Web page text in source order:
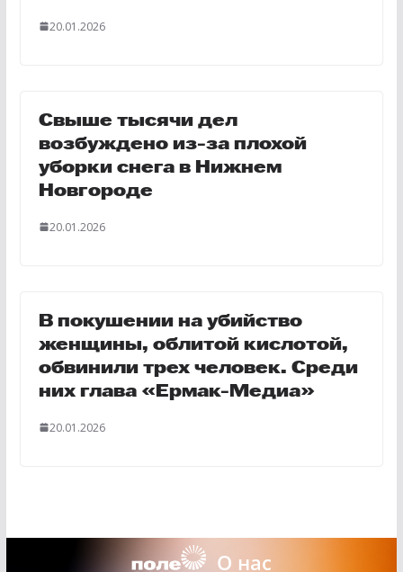
20.01.2026
Свыше тысячи дел
возбуждено из-за плохой
уборки снега в Нижнем
Новгороде
20.01.2026
В покушении на убийство
женщины, облитой кислотой,
обвинили трех человек. Среди
них глава «Ермак-Медиа»
20.01.2026
О нас